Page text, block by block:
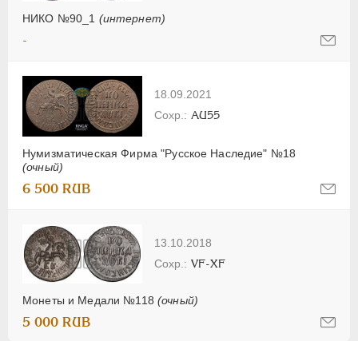
НИКО №90_1 (интернет)
-
18.09.2021
Нумизматическая Фирма "Русское Наследие" №18
(очный)
AU55
6 500 RUB
13.10.2018
Монеты и Медали №118 (очный)
VF-XF
5 000 RUB